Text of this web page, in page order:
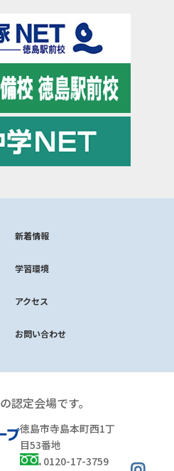
新着情報
学習環境
アクセス
お問い合わせ
の認定会場です。
徳島市寺島本町西1丁
目53番地
0120-17-3759